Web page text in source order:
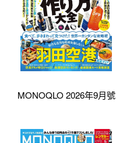
MONOQLO 2026年9月號